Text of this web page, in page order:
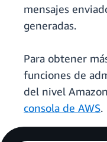
mensajes
generadas.
Para obtener
funciones de
del nivel
consola de AWS.